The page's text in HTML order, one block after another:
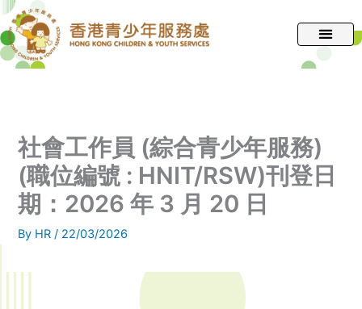
跳
至
主
社會工作員 (綜合青少年服務)
(職位編號 : HNIT/RSW)刊登日
期：2026 年 3 月 20 日
By HR/ 22/03/2026